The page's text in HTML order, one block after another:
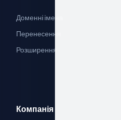
Доменні імена
Перенесення
Розширення
Компанія